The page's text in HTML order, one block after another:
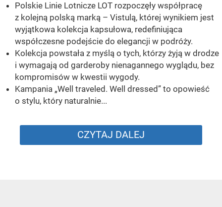
Polskie Linie Lotnicze LOT rozpoczęły współpracę
z kolejną polską marką – Vistulą, której wynikiem jest
wyjątkowa kolekcja kapsułowa, redefiniująca
współczesne podejście do elegancji w podróży.
Kolekcja powstała z myślą o tych, którzy żyją w drodze
i wymagają od garderoby nienagannego wyglądu, bez
kompromisów w kwestii wygody.
Kampania „Well traveled. Well dressed” to opowieść
o stylu, który naturalnie...
CZYTAJ DALEJ